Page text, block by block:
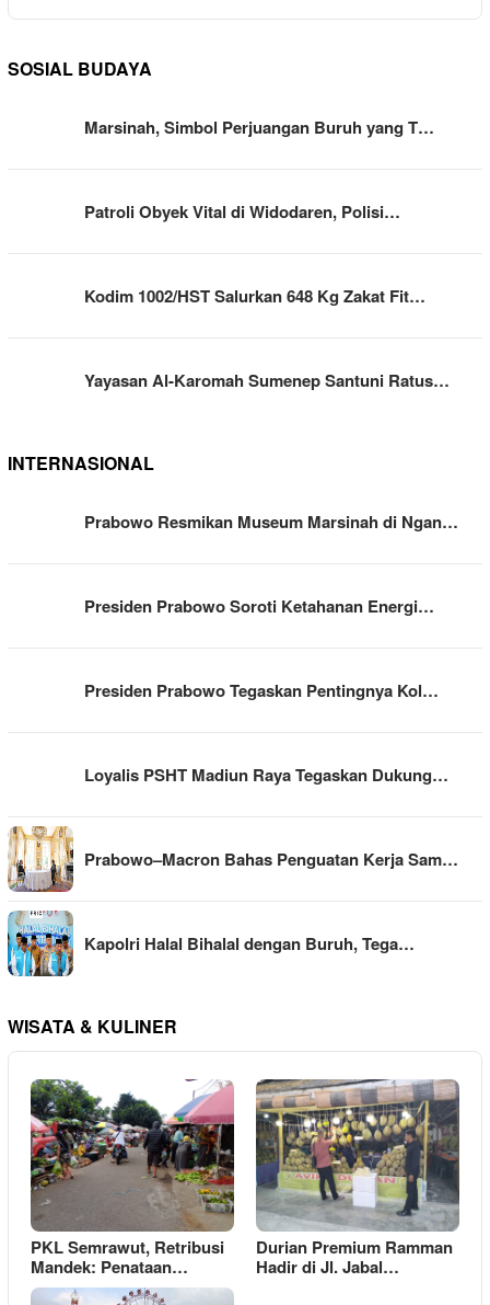
SOSIAL BUDAYA
Marsinah, Simbol Perjuangan Buruh yang T…
Patroli Obyek Vital di Widodaren, Polisi…
Kodim 1002/HST Salurkan 648 Kg Zakat Fit…
Yayasan Al-Karomah Sumenep Santuni Ratus…
INTERNASIONAL
Prabowo Resmikan Museum Marsinah di Ngan…
Presiden Prabowo Soroti Ketahanan Energi…
Presiden Prabowo Tegaskan Pentingnya Kol…
Loyalis PSHT Madiun Raya Tegaskan Dukung…
Prabowo–Macron Bahas Penguatan Kerja Sam…
Kapolri Halal Bihalal dengan Buruh, Tega…
WISATA & KULINER
PKL Semrawut, Retribusi
Mandek: Penataan…
Durian Premium Ramman
Hadir di Jl. Jabal…